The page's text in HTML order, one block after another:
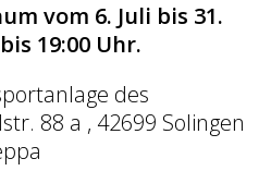
vom 6. Juli bis 31.
19:00 Uhr.
des
88 a , 42699 Solingen